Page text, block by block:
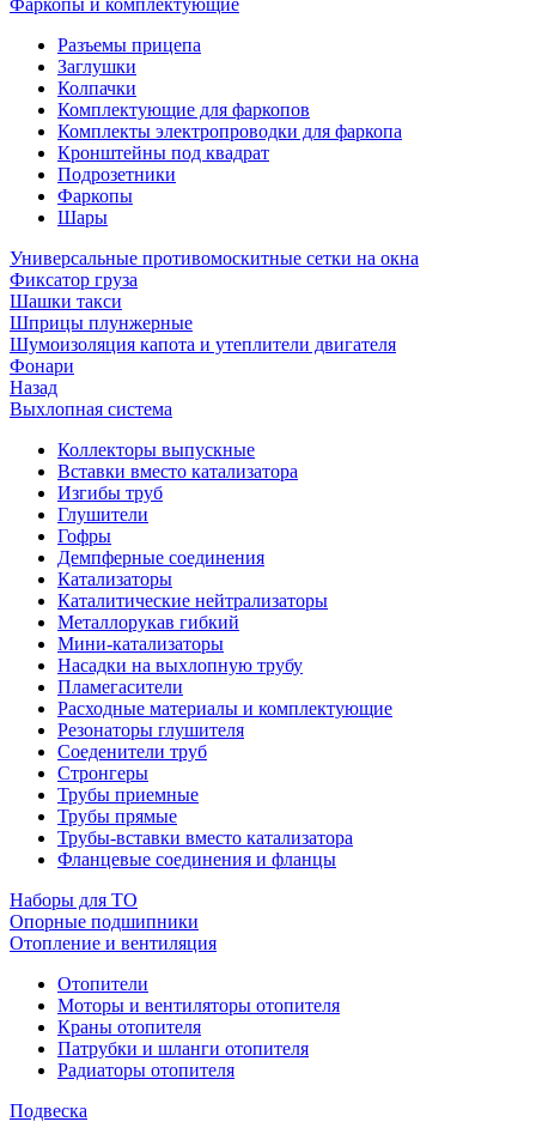
Фаркопы и комплектующие
Разъемы прицепа
Заглушки
Колпачки
Комплектующие для фаркопов
Комплекты электропроводки для фаркопа
Кронштейны под квадрат
Подрозетники
Фаркопы
Шары
Универсальные противомоскитные сетки на окна
Фиксатор груза
Шашки такси
Шприцы плунжерные
Шумоизоляция капота и утеплители двигателя
Фонари
Назад
Выхлопная система
Коллекторы выпускные
Вставки вместо катализатора
Изгибы труб
Глушители
Гофры
Демпферные соединения
Катализаторы
Каталитические нейтрализаторы
Металлорукав гибкий
Мини-катализаторы
Насадки на выхлопную трубу
Пламегасители
Расходные материалы и комплектующие
Резонаторы глушителя
Соеденители труб
Стронгеры
Трубы приемные
Трубы прямые
Трубы-вставки вместо катализатора
Фланцевые соединения и фланцы
Наборы для ТО
Опорные подшипники
Отопление и вентиляция
Отопители
Моторы и вентиляторы отопителя
Краны отопителя
Патрубки и шланги отопителя
Радиаторы отопителя
Подвеска